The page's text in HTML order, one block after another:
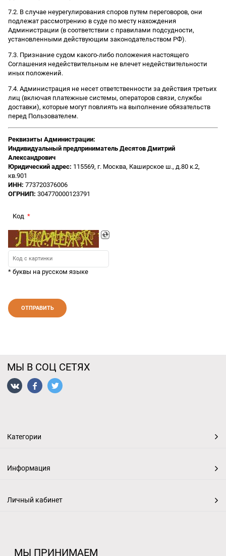
7.2. В случае неурегулирования споров путем переговоров, они
подлежат рассмотрению в суде по месту нахождения
Администрации (в соответствии с правилами подсудности,
установленными действующим законодательством РФ).
7.3. Признание судом какого-либо положения настоящего
Соглашения недействительным не влечет недействительности
иных положений.
7.4. Администрация не несет ответственности за действия третьих
лиц (включая платежные системы, операторов связи, службы
доставки), которые могут повлиять на выполнение обязательств
перед Пользователем.
Реквизиты Администрации:
Индивидуальный предприниматель Десятов Дмитрий
Александрович
Юридический адрес: 115569, г. Москва, Каширское ш., д.80 к.2,
кв.901
ИНН: 773720376006
ОГРНИП: 304770000123791
Код
* буквы на русском языке
МЫ В СОЦ СЕТЯХ
Категории
Информация
Личный кабинет
МЫ ПРИНИМАЕМ